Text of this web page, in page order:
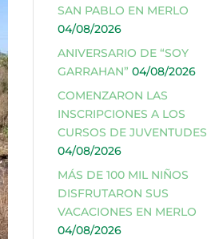
SAN PABLO EN MERLO
04/08/2026
ANIVERSARIO DE “SOY
GARRAHAN” 04/08/2026
COMENZARON LAS
INSCRIPCIONES A LOS
CURSOS DE JUVENTUDES
04/08/2026
MÁS DE 100 MIL NIÑOS
DISFRUTARON SUS
VACACIONES EN MERLO
04/08/2026